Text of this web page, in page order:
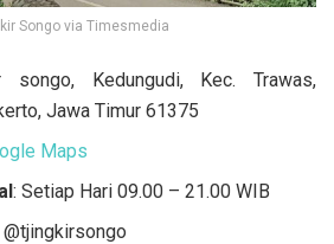
Songo via Timesmedia
songo, Kedungudi, Kec. Trawas,
Jawa Timur 61375
Maps
: Setiap Hari 09.00 – 21.00 WIB
@tjingkirsongo